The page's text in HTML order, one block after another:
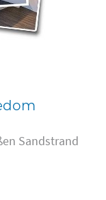
Sandstrand